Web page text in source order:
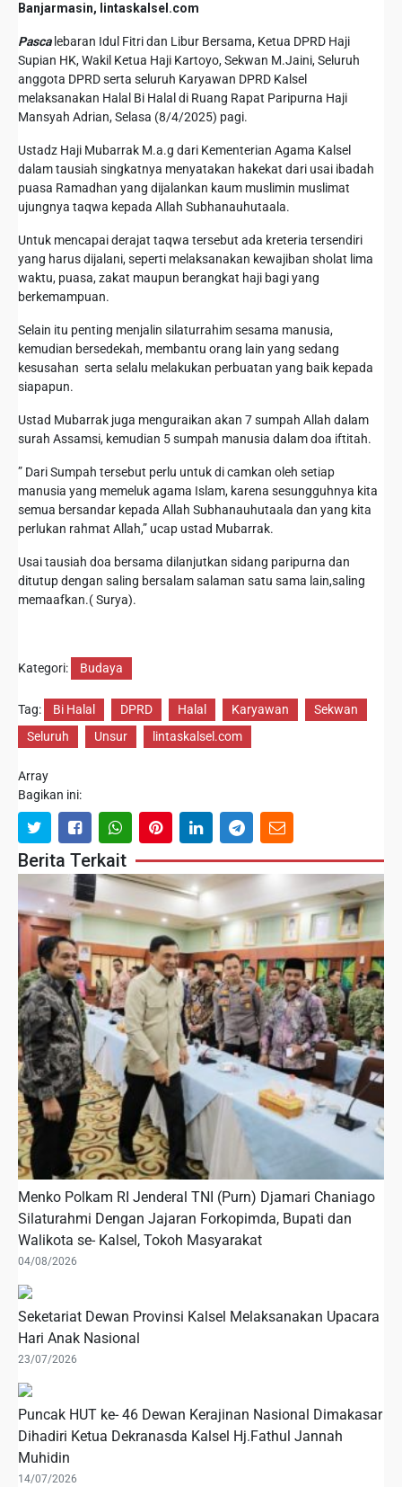
Banjarmasin, lintaskalsel.com
Pascalebaran Idul Fitri dan Libur Bersama, Ketua DPRD Haji
Supian HK, Wakil Ketua Haji Kartoyo, Sekwan M.Jaini, Seluruh
anggota DPRD serta seluruh Karyawan DPRD Kalsel
melaksanakan Halal Bi Halal di Ruang Rapat Paripurna Haji
Mansyah Adrian, Selasa (8/4/2025) pagi.
Ustadz Haji Mubarrak M.a.g dari Kementerian Agama Kalsel
dalam tausiah singkatnya menyatakan hakekat dari usai ibadah
puasa Ramadhan yang dijalankan kaum muslimin muslimat
ujungnya taqwa kepada Allah Subhanauhutaala.
Untuk mencapai derajat taqwa tersebut ada kreteria tersendiri
yang harus dijalani, seperti melaksanakan kewajiban sholat lima
waktu, puasa, zakat maupun berangkat haji bagi yang
berkemampuan.
Selain itu penting menjalin silaturrahim sesama manusia,
kemudian bersedekah, membantu orang lain yang sedang
kesusahan serta selalu melakukan perbuatan yang baik kepada
siapapun.
Ustad Mubarrak juga menguraikan akan 7 sumpah Allah dalam
surah Assamsi, kemudian 5 sumpah manusia dalam doa iftitah.
” Dari Sumpah tersebut perlu untuk di camkan oleh setiap
manusia yang memeluk agama Islam, karena sesungguhnya kita
semua bersandar kepada Allah Subhanauhutaala dan yang kita
perlukan rahmat Allah,” ucap ustad Mubarrak.
Usai tausiah doa bersama dilanjutkan sidang paripurna dan
ditutup dengan saling bersalam salaman satu sama lain,saling
memaafkan.( Surya).
Kategori: Budaya
Tag: Bi Halal DPRD Halal Karyawan
Sekwan
Seluruh
Unsur lintaskalsel.com
Array
Bagikan ini:
Berita Terkait
Menko Polkam RI Jenderal TNI (Purn) Djamari Chaniago
Silaturahmi Dengan Jajaran Forkopimda, Bupati dan
Walikota se- Kalsel, Tokoh Masyarakat
04/08/2026
Seketariat Dewan Provinsi Kalsel Melaksanakan Upacara
Hari Anak Nasional
23/07/2026
Puncak HUT ke- 46 Dewan Kerajinan Nasional Dimakasar
Dihadiri Ketua Dekranasda Kalsel Hj.Fathul Jannah
Muhidin
14/07/2026